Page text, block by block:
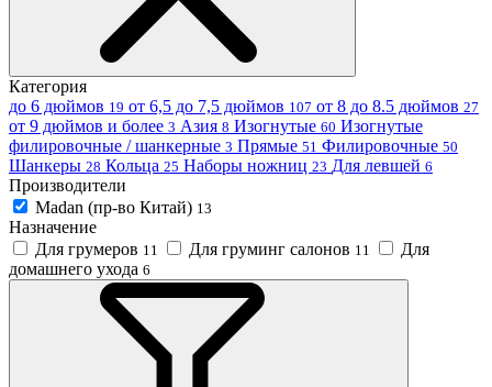
Категория
до 6 дюймов 19 от 6,5 до 7,5 дюймов 107 от 8 до 8.5 дюймов 27
от 9 дюймов и более 3 Азия 8 Изогнутые 60 Изогнутые
филировочные / шанкерные 3 Прямые 51 Филировочные 50
Шанкеры 28 Кольца 25 Наборы ножниц 23 Для левшей 6
Производители
Madan (пр-во Китай) 13
Назначение
Для грумеров 11 Для груминг салонов 11
Для
домашнего ухода 6